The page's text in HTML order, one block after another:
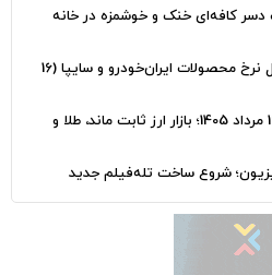
کافه‌ای خنک و خوشمزه در خانه
قیمت خودرو در بازار آزاد؛ جدول نرخ محصولات ایران‌خودرو و سایپا (16
قیمت دلار، طلا و سکه جمعه 16 مرداد 1405؛ بازار ارز ثابت ماند، طلا و
شروع ساخت تله‌فیلم جدید